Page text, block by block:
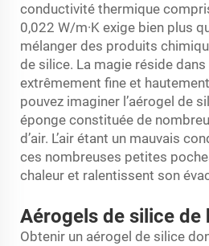
conductivité thermique
0,022 W/m·K exige bien plus
mélanger des produits
de silice. La magie réside
extrêmement fine et
pouvez imaginer l’aérogel de
éponge constituée de
d’air. L’air étant un mauvais
ces nombreuses petites
chaleur et ralentissent son
Aérogels de silice de
Obtenir un aérogel de silice